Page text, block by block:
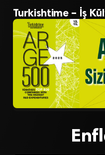
Turkishtime – İş